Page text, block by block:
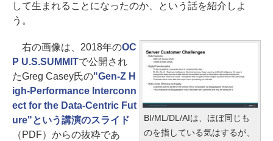
して生まれることになったのか、という話を紹介しよ
う。
BI/ML/DL/AIは、ほぼ同じも
のを指している気はするが、
右の画像は、2018年のOC
P U.S.SUMMITで公開され
たGreg Casey氏の"Gen-Z H
igh-Performance Interconn
ect for the Data-Centric Fut
ure"という講演のスライド
（PDF）からの抜粋であ